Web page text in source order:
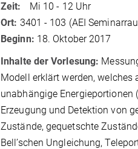
Zeit: Mi 10 - 12 Uhr
Ort: 3401 - 103 (AEI
Beginn: 18. Oktober 2017
Inhalte der Vorlesung:
Modell erklärt werden,
unabhängige Energieportionen
Erzeugung und Detektion von
Zustände, gequetschte
Bell’schen Ungleichung,